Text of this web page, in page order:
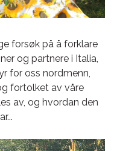
forsøk på å forklare
og partnere i Italia,
for oss nordmenn,
fortolket av våre
av, og hvordan den